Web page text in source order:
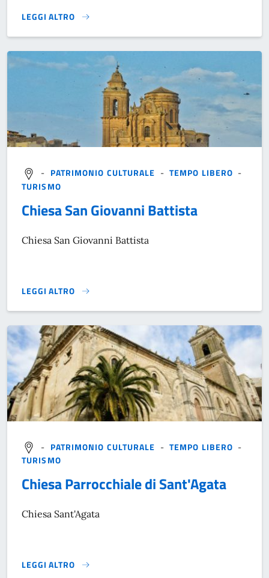
LEGGI ALTRO
}
- PATRIMONIO CULTURALE -TEMPO LIBERO -
TURISMO
Chiesa San Giovanni Battista
Chiesa San Giovanni Battista
LEGGI ALTRO
}
- PATRIMONIO CULTURALE -TEMPO LIBERO -
TURISMO
Chiesa Parrocchiale di Sant'Agata
Chiesa Sant'Agata
LEGGI ALTRO
}